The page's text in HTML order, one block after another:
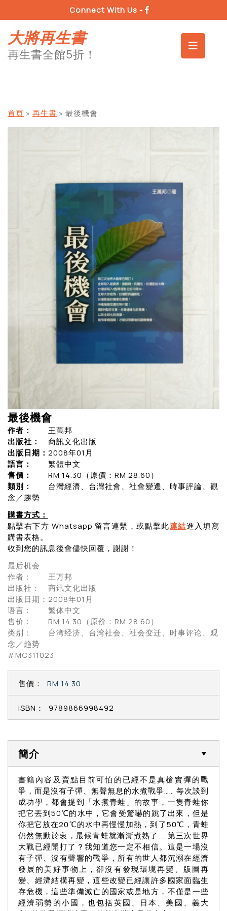
Connect With Us -
大將再生書
再生書全館5折！
首頁 » 再生書 » 最後機會
最後機會
作者： 王萬邦
出版社： 商訊文化出版
出版日期： 2008年01月
語言： 繁體中文
售價： RM 14.30（原價：RM 28.60）
類別： 台灣經濟、台灣社會、社會變遷、時事評論、觀
念／趨勢
購書方式：
點擊右下方 Whatsapp 留言連繫，或點擊此連結進入填寫
購書表格。
收到您的訊息後會儘快回覆，謝謝！
最后机会
作者： 王万邦
出版社： 商讯文化出版
出版日期：2008年01月
语言： 繁体中文
售价： RM 14.30（原价：RM 28.60）
类别： 台湾经济、台湾社会、社会变迁、时事评论、观
念／趋势
#MC311023
售價： RM 14.30
ISBN： 9789866998492
簡介
書籍內容及賣點目前可怕的已經不是真槍實彈的戰
爭，而是沒有子彈、無聲無息的水煮戰爭…… 每次談到
成功學，都會提到「水煮青蛙」的故事，一隻青蛙你
把它丟到50℃的水中，它會受驚嚇的跳了出來，但是
你把它放在20℃的水中再慢慢加熱，到了50℃，青蛙
仍然無動於衷，最候青蛙就漸漸煮熟了…. 第三次世界
大戰已經開打了？我知道您一定不相信。這是一場沒
有子彈、沒有聲響的戰爭，所有的世人都沉溺在經濟
發展的美好事物上，卻沒有發現環境再變、版圖再
變、經濟結構再變，這些改變已經讓許多國家面臨生
存危機，這些準備滅亡的國家或是地方，不僅是一些
經濟弱勢的小國，也包括英國、日本、美國、義大